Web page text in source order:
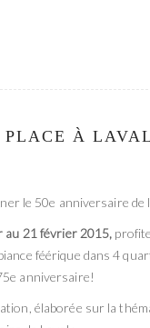
PLACE À
le 50e anniversaire de
au 21 février 2015,
féérique dans 4
anniversaire!
élaborée sur la